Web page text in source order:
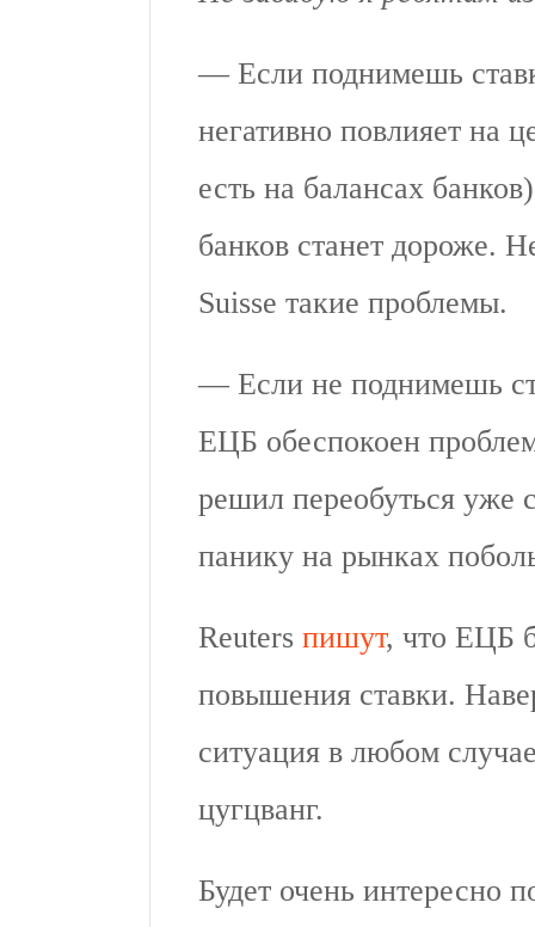
— Если поднимешь
негативно повлияет на
есть на балансах
банков станет дороже.
Suisse такие проблемы.
— Если не поднимешь
ЕЦБ обеспокоен
решил переобуться уже
панику на рынках
Reuters пишут, что ЕЦБ
повышения ставки.
ситуация в любом
цугцванг.
Будет очень интересно